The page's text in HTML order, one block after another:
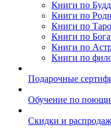
Книги по
Книги по
Книги по
Книги по
Книги по
Книги по
Подарочные
Обучение по
Скидки и